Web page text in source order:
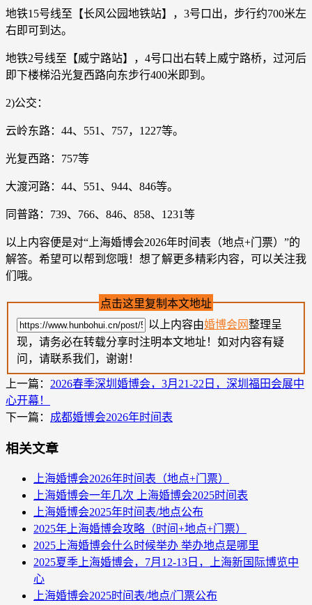
地铁15号线至【长风公园地铁站】，3号口出，步行约700米左
右即可到达。
地铁2号线至【威宁路站】，4号口出右转上威宁路桥，过河后
即下楼梯沿光复西路向东步行400米即到。
2)公交：
云岭东路：44、551、757，1227等。
光复西路：757等
大渡河路：44、551、944、846等。
同普路：739、766、846、858、1231等
以上内容便是对“上海婚博会2026年时间表（地点+门票）”的
解答。希望可以帮到您哦！想了解更多精彩内容，可以关注我
们哦。
点击这里复制本文地址
以上内容由婚博会网整理呈
现，请务必在转载分享时注明本文地址！如对内容有疑
问，请联系我们，谢谢！
上一篇： 2026春季深圳婚博会，3月21-22日，深圳福田会展中
心开幕！
下一篇： 成都婚博会2026年时间表
相关文章
上海婚博会2026年时间表（地点+门票）
上海婚博会一年几次 上海婚博会2025时间表
上海婚博会2025年时间表/地点公布
2025年上海婚博会攻略（时间+地点+门票）
2025上海婚博会什么时候举办 举办地点是哪里
2025夏季上海婚博会，7月12-13日，上海新国际博览中
心
上海婚博会2025时间表/地点/门票公布